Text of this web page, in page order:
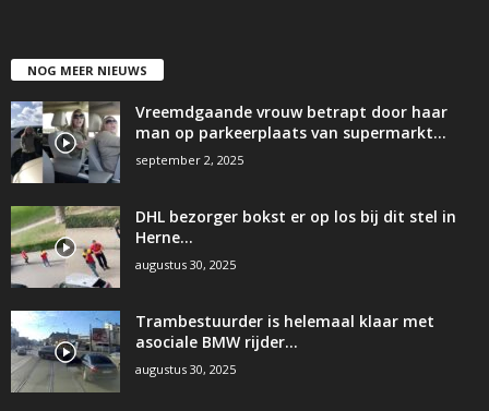
NOG MEER NIEUWS
Vreemdgaande vrouw betrapt door haar
man op parkeerplaats van supermarkt…
september 2, 2025
DHL bezorger bokst er op los bij dit stel in
Herne…
augustus 30, 2025
Trambestuurder is helemaal klaar met
asociale BMW rijder…
augustus 30, 2025